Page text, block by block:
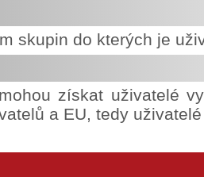
skupin do kterých je
získat uživatelé
a EU, tedy